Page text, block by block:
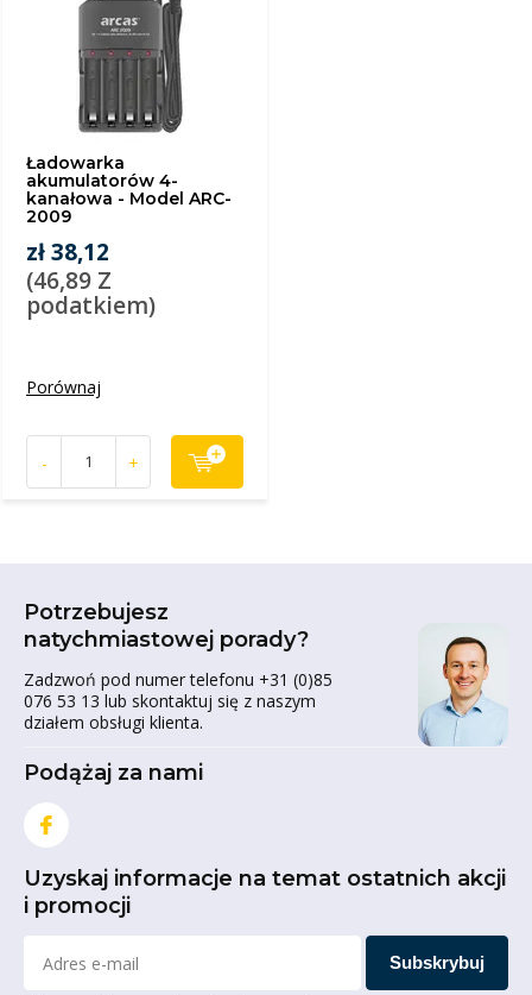
Ładowarka
akumulatorów 4-
kanałowa - Model ARC-
2009
zł 38,12
(46,89 Z
podatkiem)
Porównaj
- +
Potrzebujesz
natychmiastowej porady?
Zadzwoń pod numer telefonu +31 (0)85
076 53 13 lub skontaktuj się z naszym
działem obsługi klienta.
Podążaj za nami
Uzyskaj informacje na temat ostatnich akcji
i promocji
Subskrybuj